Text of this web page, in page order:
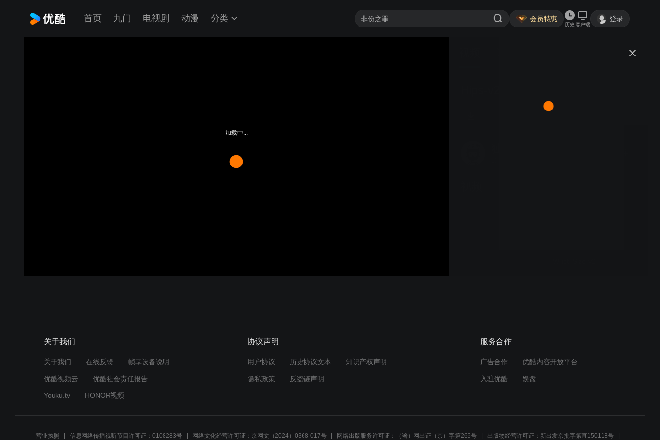
首页 九门 电视剧 动漫 分类 会员特惠
历史 客户端
登录
加载中...
关于我们
关于我们 在线反馈 帧享设备说明
优酷视频云 优酷社会责任报告
Youku.tv HONOR视频
协议声明
用户协议 历史协议文本 知识产权声明
隐私政策 反盗链声明
服务合作
广告合作 优酷内容开放平台
入驻优酷 娱盘
营业执照 信息网络传播视听节目许可证：0108283号 网络文化经营许可证：京网文（2024）0368-017号 网络出版服务许可证：（署）网出证（京）字第266号 出版物经营许可证：新出发京批字第直150118号